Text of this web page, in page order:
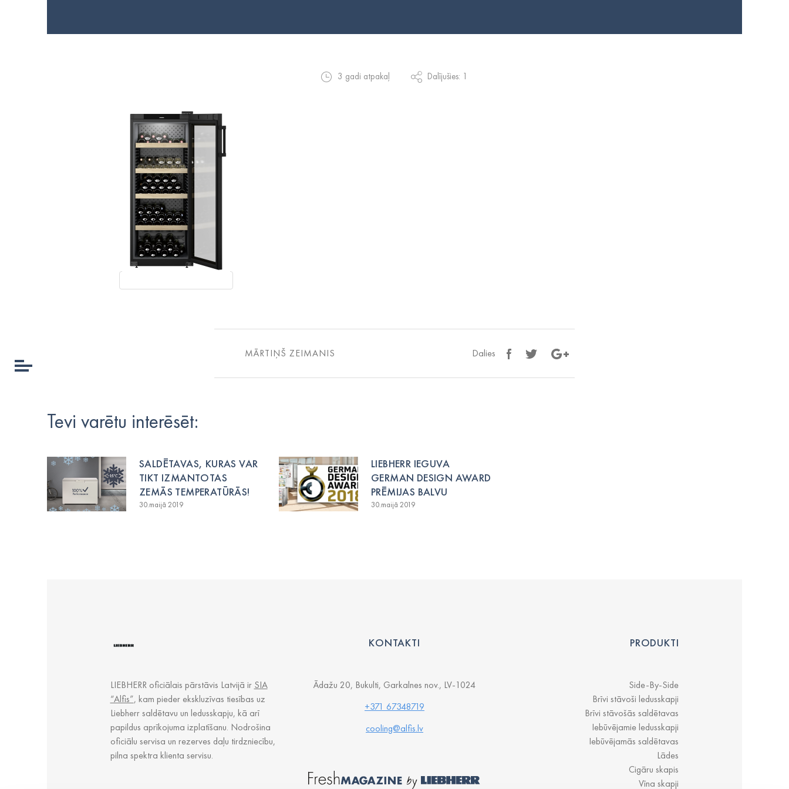
3 gadi atpakaļ Dalījušies: 1
MĀRTIŅŠ ZEIMANIS Dalies
Tevi varētu interēsēt:
SALDĒTAVAS, KURAS VAR
TIKT IZMANTOTAS
ZEMĀS TEMPERATŪRĀS!
30.maijā 2019
LIEBHERR IEGUVA
GERMAN DESIGN AWARD
PRĒMIJAS BALVU
30.maijā 2019
LIEBHERR oficiālais pārstāvis Latvijā ir SIA
“Alfis”, kam pieder ekskluzīvas tiesības uz
Liebherr saldētavu un ledusskapju, kā arī
papildus aprīkojuma izplatīšanu. Nodrošina
oficiālu servisa un rezerves daļu tirdzniecību,
pilna spektra klienta servisu.
KONTAKTI
Ādažu 20, Bukulti, Garkalnes nov., LV-1024
+371 67348719
cooling@alfis.lv
PRODUKTI
Side-By-Side
Brīvi stāvoši ledusskapji
Brīvi stāvošās saldētavas
Iebūvējamie ledusskapji
Iebūvējamās saldētavas
Lādes
Cigāru skapis
Vīna skapji